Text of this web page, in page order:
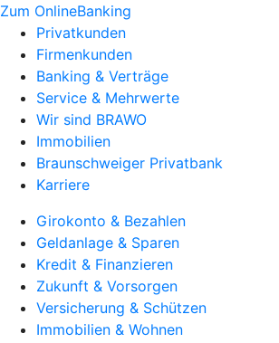
Zum OnlineBanking
Privatkunden
Firmenkunden
Banking & Verträge
Service & Mehrwerte
Wir sind BRAWO
Immobilien
Braunschweiger Privatbank
Karriere
Girokonto & Bezahlen
Geldanlage & Sparen
Kredit & Finanzieren
Zukunft & Vorsorgen
Versicherung & Schützen
Immobilien & Wohnen